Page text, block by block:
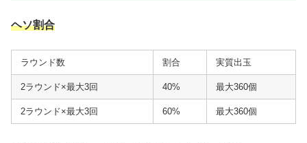
ヘソ割合
ラウンド数 割合 実質出玉
2ラウンド×最大3回 40% 最大360個
2ラウンド×最大3回 60% 最大360個